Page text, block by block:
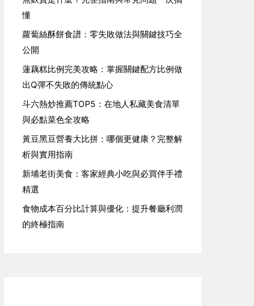
懂
蘿蔔絲酥餅食譜：零失敗做法與關鍵技巧全
公開
蓮藕糕比例完美攻略：掌握關鍵配方比例做
出Q彈不失敗的傳統點心
斗六熱炒推薦TOP5：在地人私藏美食清單
與必點菜色全攻略
黃豆黑豆營養大比拼：哪個更健康？完整解
析與實用指南
新埔老街美食：客家經典小吃與必買伴手禮
精選
食物成本百分比計算與優化：提升餐廳利潤
的終極指南